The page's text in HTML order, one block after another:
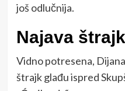
još odlučnija.
Najava
Vidno potresena,
štrajk glađu ispred